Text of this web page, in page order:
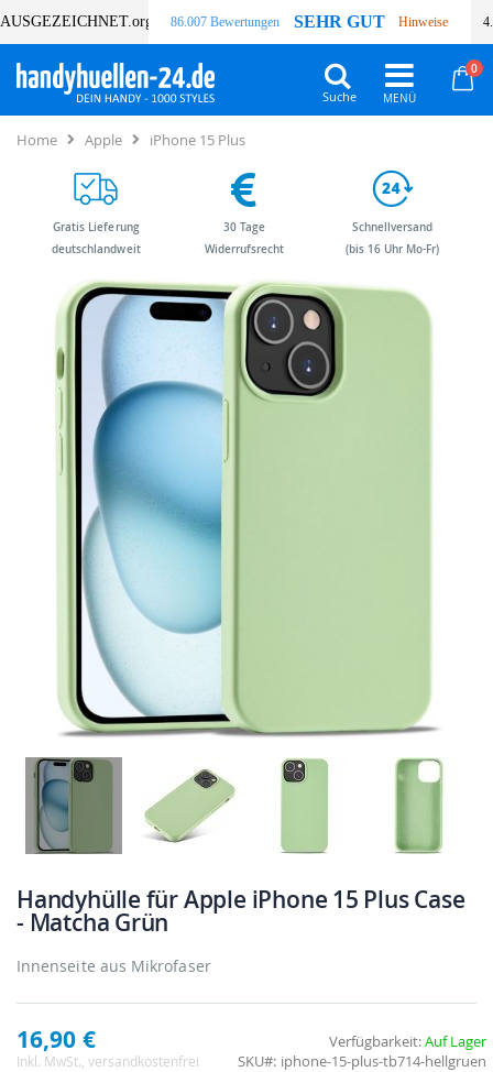
AUSGEZEICHNET.org 86.007 Bewertungen SEHR GUT Hinweise
0
Suche
Home Apple iPhone 15 Plus
Bildergalerie
springen
Anfang
Bildergalerie
springen
Handyhülle für Apple iPhone 15 Plus Case
- Matcha Grün
Innenseite aus Mikrofaser
16,90 €
Inkl. MwSt. , versandkostenfrei
Verfügbarkeit:Auf Lager
SKU
iphone-15-plus-tb714-hellgruen
Gratis Lieferung
deutschlandweit
30 Tage
Widerrufsrecht
Schnellversand
(bis 16 Uhr Mo-Fr)